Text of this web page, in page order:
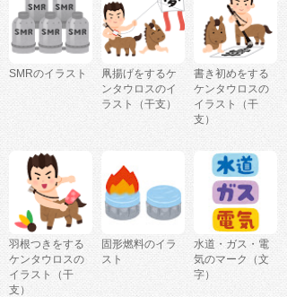
SMRのイラスト
凧揚げをするケ
ンタウロスのイ
ラスト（干支）
書き初めをする
ケンタウロスの
イラスト（干
支）
羽根つきをする
ケンタウロスの
イラスト（干
支）
固形燃料のイラ
スト
水道・ガス・電
気のマーク（文
字）